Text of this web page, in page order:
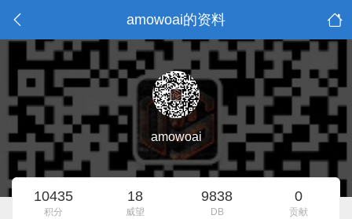
amowoai的资料
amowoai
10435
积分
18
威望
9838
DB
0
贡献